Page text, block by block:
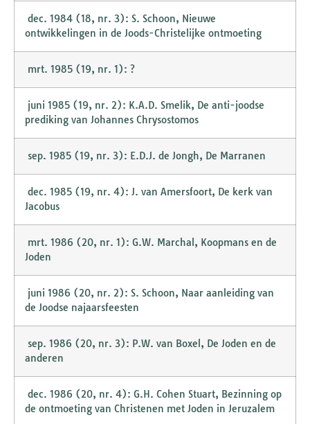
dec. 1984 (18, nr. 3): S. Schoon, Nieuwe
ontwikkelingen in de Joods-Christelijke ontmoeting
mrt. 1985 (19, nr. 1): ?
juni 1985 (19, nr. 2): K.A.D. Smelik, De anti-joodse
prediking van Johannes Chrysostomos
sep. 1985 (19, nr. 3): E.D.J. de Jongh, De Marranen
dec. 1985 (19, nr. 4): J. van Amersfoort, De kerk van
Jacobus
mrt. 1986 (20, nr. 1): G.W. Marchal, Koopmans en de
Joden
juni 1986 (20, nr. 2): S. Schoon, Naar aanleiding van
de Joodse najaarsfeesten
sep. 1986 (20, nr. 3): P.W. van Boxel, De Joden en de
anderen
dec. 1986 (20, nr. 4): G.H. Cohen Stuart, Bezinning op
de ontmoeting van Christenen met Joden in Jeruzalem